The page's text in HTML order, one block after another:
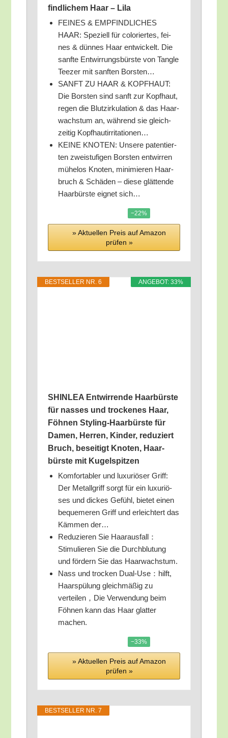
find­li­chem Haar – Lila
FEINES & EMPFINDLICHES
HAAR: Spe­zi­ell für colo­rier­tes, fei­
nes & dün­nes Haar ent­wi­ckelt. Die
sanf­te Ent­wir­rungs­bürs­te von Tang­le
Tee­zer mit sanf­ten Borsten…
SANFT ZU HAAR & KOPFHAUT:
Die Bors­ten sind sanft zur Kopf­haut,
regen die Blut­zir­ku­la­ti­on & das Haar­
wachs­tum an, wäh­rend sie gleich­
zei­tig Kopfhautirritationen…
KEINE KNOTEN: Unse­re paten­tier­
ten zwei­stu­fi­gen Bors­ten ent­wir­ren
mühe­los Kno­ten, mini­mie­ren Haar­
bruch & Schä­den – die­se glät­ten­de
Haar­bürs­te eig­net sich…
−22%
» Aktu­el­len Preis auf Ama­zon
prü­fen »
ANGE­BOT: 33%
BEST­SEL­LER NR. 6
SHINLEA Ent­wir­ren­de Haar­bürs­te
für nas­ses und tro­cke­nes Haar,
Föh­nen Sty­ling-Haar­bürs­te für
Damen, Her­ren, Kin­der, redu­ziert
Bruch, besei­tigt Kno­ten, Haar­
bürs­te mit Kugelspitzen
Kom­for­ta­bler und luxu­riö­ser Griff:
Der Metall­griff sorgt für ein luxu­riö­
ses und dickes Gefühl, bie­tet einen
beque­me­ren Griff und erleich­tert das
Käm­men der…
Redu­zie­ren Sie Haarausfall：
Stimulieren Sie die Durch­blu­tung
und för­dern Sie das Haarwachstum.
Nass und tro­cken Dual-Use：hilft,
Haar­spü­lung gleich­mä­ßig zu
verteilen，Die Ver­wen­dung beim
Föh­nen kann das Haar glat­ter
machen.
−33%
» Aktu­el­len Preis auf Ama­zon
prü­fen »
BEST­SEL­LER NR. 7